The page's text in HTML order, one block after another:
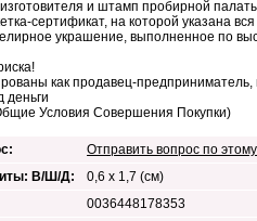
и штамп пробирной
сертификат, на которой указана
украшение, выполненное по
как продавец-
деньги
Условия Совершения Покупки)
Отправить вопрос по
В/Ш/Д:
0,6 x 1,7 (см)
0036448178353